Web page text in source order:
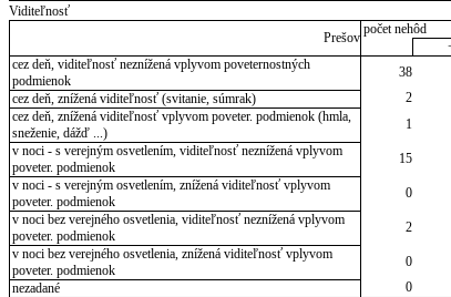
Viditeľnosť
Prešov
počet nehôd
cez deň, viditeľnosť neznížená vplyvom poveternostných
podmienok
38
cez deň, znížená viditeľnosť (svitanie, súmrak)
2
cez deň, znížená viditeľnosť vplyvom poveter. podmienok (hmla,
sneženie, dážď ...)
1
v noci - s verejným osvetlením, viditeľnosť neznížená vplyvom
poveter. podmienok
15
v noci - s verejným osvetlením, znížená viditeľnosť vplyvom
poveter. podmienok
0
v noci bez verejného osvetlenia, viditeľnosť neznížená vplyvom
poveter. podmienok
2
v noci bez verejného osvetlenia, znížená viditeľnosť vplyvom
poveter. podmienok
0
nezadané
0